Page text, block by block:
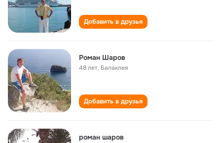
Добавить в друзья
Роман Шаров
48 лет, Балаклея
Добавить в друзья
роман шаров